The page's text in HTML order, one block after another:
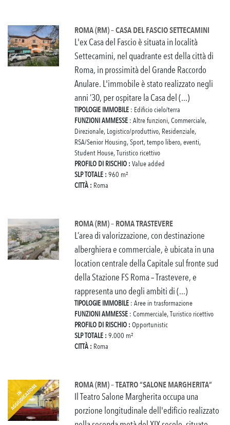
ROMA (RM) – CASA DEL FASCIO SETTECAMINI
L'ex Casa del Fascio è situata in località
Settecamini, nel quadrante est della città di
Roma, in prossimità del Grande Raccordo
Anulare. L'immobile è stato realizzato negli
anni ’30, per ospitare la Casa del (...)
TIPOLOGIE IMMOBILE : Edificio cielo/terra
FUNZIONI AMMESSE : Altre funzioni, Commerciale,
Direzionale, Logistico/produttivo, Residenziale,
RSA/Senior Housing, Sport, tempo libero, eventi,
Student House, Turistico ricettivo
PROFILO DI RISCHIO : Value added
SLP TOTALE : 960 m²
CITTÀ : Roma
ROMA (RM) – ROMA TRASTEVERE
L’area di valorizzazione, con destinazione
alberghiera e commerciale, è ubicata in una
location centrale della Capitale sul fronte sud
della Stazione FS Roma – Trastevere, e
rappresenta uno degli ambiti di (...)
TIPOLOGIE IMMOBILE : Aree in trasformazione
FUNZIONI AMMESSE : Commerciale, Turistico ricettivo
PROFILO DI RISCHIO : Opportunistic
SLP TOTALE : 9.000 m²
CITTÀ : Roma
ROMA (RM) – TEATRO “SALONE MARGHERITA”
Il Teatro Salone Margherita occupa una
porzione longitudinale dell'edificio realizzato